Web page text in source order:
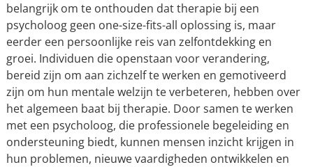
belangrijk om te onthouden dat therapie bij een
psycholoog geen one-size-fits-all oplossing is, maar
eerder een persoonlijke reis van zelfontdekking en
groei. Individuen die openstaan voor verandering,
bereid zijn om aan zichzelf te werken en gemotiveerd
zijn om hun mentale welzijn te verbeteren, hebben over
het algemeen baat bij therapie. Door samen te werken
met een psycholoog, die professionele begeleiding en
ondersteuning biedt, kunnen mensen inzicht krijgen in
hun problemen, nieuwe vaardigheden ontwikkelen en